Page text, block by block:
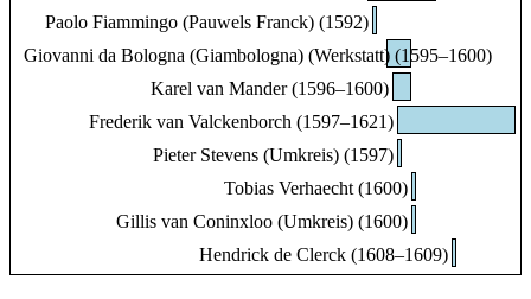
Paolo Fiammingo (Pauwels Franck) (1592)
Giovanni da Bologna (Giambologna) (Werkstatt) (1595–1600)
Karel van Mander (1596–1600)
Frederik van Valckenborch (1597–1621)
Pieter Stevens (Umkreis) (1597)
Tobias Verhaecht (1600)
Gillis van Coninxloo (Umkreis) (1600)
Hendrick de Clerck (1608–1609)